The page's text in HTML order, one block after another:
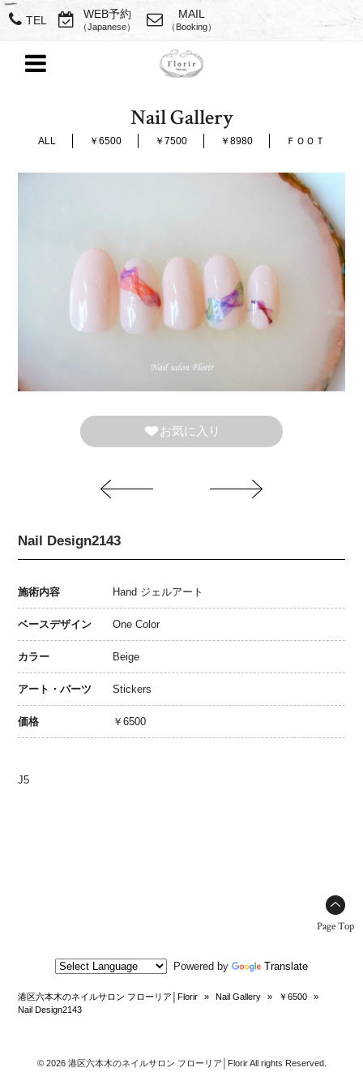
TEL WEB予約
（Japanese）
MAIL
（Booking）
Nail Gallery
ALL ￥6500 ￥7500 ￥8980 ＦＯＯＴ
お気に入り
Nail Design2143
施術内容 Hand ジェルアート
ベースデザイン One Color
カラー Beige
アート・パーツ Stickers
価格 ￥6500
J5
Page Top
Powered by Translate
港区六本木のネイルサロン フローリア│Florir » Nail Gallery » ￥6500
»
Nail Design2143
© 2026 港区六本木のネイルサロン フローリア│Florir All rights Reserved.